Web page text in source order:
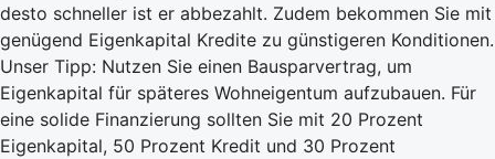
desto schneller ist er abbezahlt. Zudem bekommen Sie mit
genügend Eigenkapital Kredite zu günstigeren Konditionen.
Unser Tipp: Nutzen Sie einen Bausparvertrag, um
Eigenkapital für späteres Wohneigentum aufzubauen. Für
eine solide Finanzierung sollten Sie mit 20 Prozent
Eigenkapital, 50 Prozent Kredit und 30 Prozent